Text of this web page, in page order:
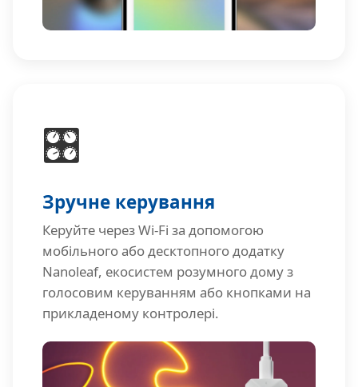
🎛️
Зручне керування
Керуйте через Wi-Fi за допомогою
мобільного або десктопного додатку
Nanoleaf, екосистем розумного дому з
голосовим керуванням або кнопками на
прикладеному контролері.